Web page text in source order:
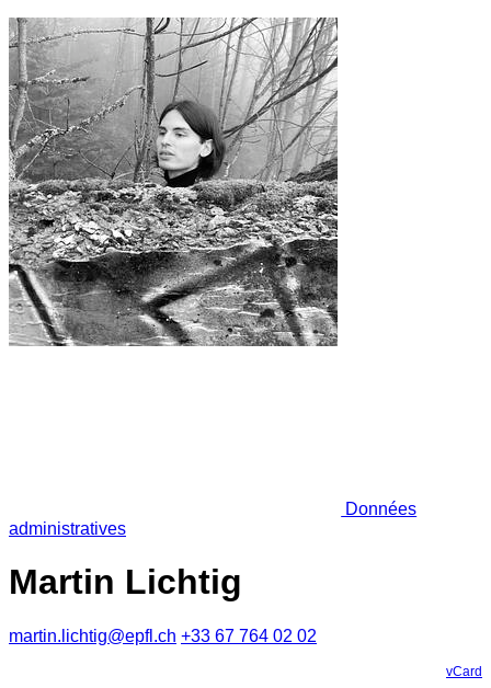
Données
administratives
Martin Lichtig
martin.lichtig@epfl.ch +33 67 764 02 02
vCard